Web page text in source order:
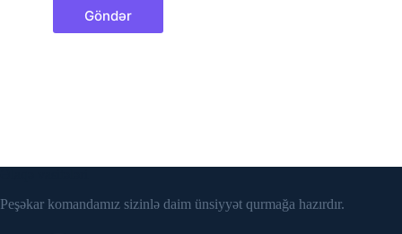
Göndər
Peşəkar komandamız sizinlə daim ünsiyyət qurmağa hazırdır.